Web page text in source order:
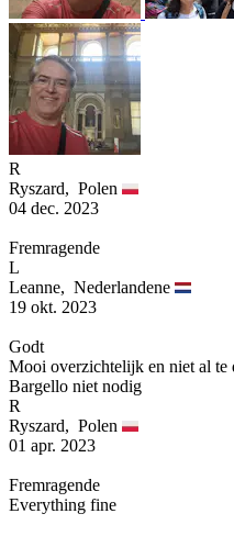
R
Ryszard, Polen
04 dec. 2023
Fremragende
L
Leanne, Nederlandene
19 okt. 2023
Godt
Mooi overzichtelijk en niet al te
Bargello niet nodig
R
Ryszard, Polen
01 apr. 2023
Fremragende
Everything fine